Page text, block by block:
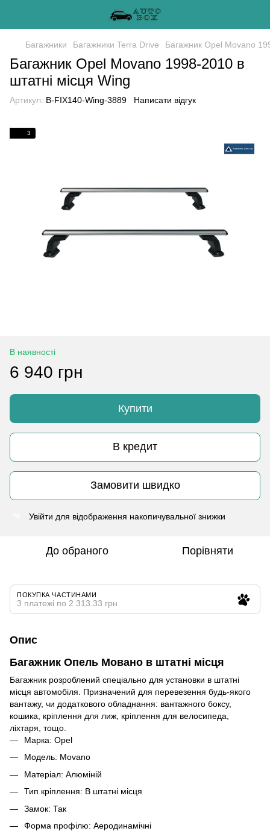
Багажники Багажники Terra Drive Багажник Opel Movano
Багажник Opel Movano 1998-2010 в
штатні місця Wing
Артикул: B-FIX140-Wing-3889 Написати відгук
3
В наявності
6 940 грн
Купити
В кредит
Замовити швидко
Увійти для відображення накопичувальної знижки
До обраного Порівняти
ПОКУПКА ЧАСТИНАМИ
3 платежі по 2 313.33 грн
Опис
Багажник Опель Мовано в штатні місця
Багажник розроблений спеціально для установки в штатні
місця автомобіля. Призначений для перевезення будь-якого
вантажу, чи додаткового обладнання: вантажного боксу,
кошика, кріплення для лиж, кріплення для велосипеда,
ліхтаря, тощо.
Марка: Opel
Модель: Movano
Матеріал: Алюміній
Тип кріплення: В штатні місця
Замок: Так
Форма профілю: Аеродинамічні